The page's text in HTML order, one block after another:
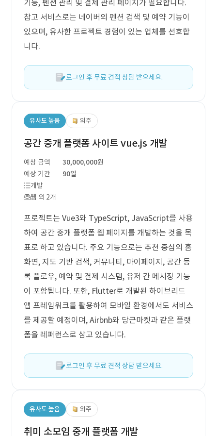
기능, 펜션 관리 및 결제 관리 페이지가 필요합니다.
참고 서비스로는 네이버의 펜션 검색 및 예약 기능이
있으며, 유사한 프로젝트 경험이 있는 업체를 선호합
니다.
로그인 후 무료 견적 상담 받으세요.
유사도 높음 외주
공간 중개 플랫폼 사이트 vue.js 개발
예상 금액
30,000,000원
예상 기간
90일
개발
웹 외 2개
프로젝트는 Vue3와 TypeScript, JavaScript를 사용
하여 공간 중개 플랫폼 웹 페이지를 개발하는 것을 목
표로 하고 있습니다. 주요 기능으로는 추천 중심의 홈
화면, 지도 기반 검색, 커뮤니티, 마이페이지, 공간 등
록 플로우, 예약 및 결제 시스템, 유저 간 메시징 기능
이 포함됩니다. 또한, Flutter로 개발된 하이브리드
앱 프레임워크를 활용하여 모바일 환경에서도 서비스
를 제공할 예정이며, Airbnb와 당근마켓과 같은 플랫
폼을 레퍼런스로 삼고 있습니다.
로그인 후 무료 견적 상담 받으세요.
유사도 높음 외주
취미 소모임 중개 플랫폼 개발